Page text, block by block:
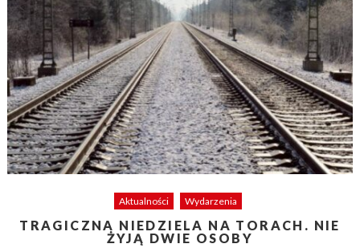
Aktualności Wydarzenia
TRAGICZNA NIEDZIELA NA TORACH. NIE
ŻYJĄ DWIE OSOBY